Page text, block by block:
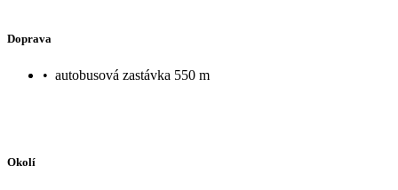
Doprava
• autobusová zastávka 550 m
Okolí